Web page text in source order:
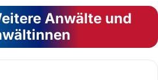
Anwälte und